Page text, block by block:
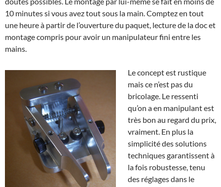
10 minutes si vous avez tout sous la main. Comptez en tout
une heure à partir de l’ouverture du paquet, lecture de la doc et
montage compris pour avoir un manipulateur fini entre les
mains.
Le concept est rustique
mais ce n’est pas du
bricolage. Le ressenti
qu’on a en manipulant est
très bon au regard du prix,
vraiment. En plus la
simplicité des solutions
techniques garantissent à
la fois robustesse, tenu
des réglages dans le